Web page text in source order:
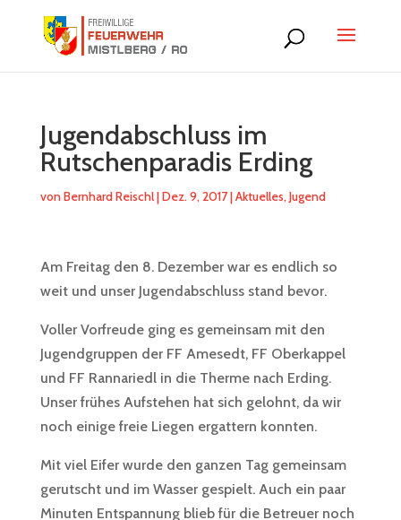
Jugendabschluss im
Rutschenparadis Erding
vonBernhard Reischl|Dez. 9, 2017|Aktuelles,Jugend
Am Freitag den 8. Dezember war es endlich so
weit und unser Jugendabschluss stand bevor.
Voller Vorfreude ging es gemeinsam mit den
Jugendgruppen der FF Amesedt, FF Oberkappel
und FF Rannariedl in die Therme nach Erding.
Unser frühes Aufstehen hat sich gelohnt, da wir
noch einige freie Liegen ergattern konnten.
Mit viel Eifer wurde den ganzen Tag gemeinsam
gerutscht und im Wasser gespielt. Auch ein paar
Minuten Entspannung blieb für die Betreuer noch